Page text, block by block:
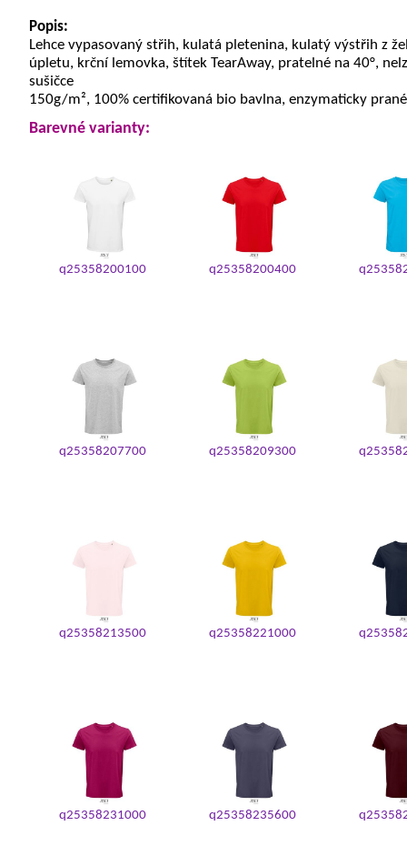
Popis:
Lehce vypasovaný střih, kulatá pletenina, kulatý výstřih z
úpletu, krční lemovka, štítek TearAway, pratelné na 40°,
sušičce
150g/m², 100% certifikovaná bio bavlna, enzymaticky prané
Barevné varianty:
q25358200100 q25358200400
q25358207700 q25358209300
q25358213500 q25358221000
q25358231000 q25358235600